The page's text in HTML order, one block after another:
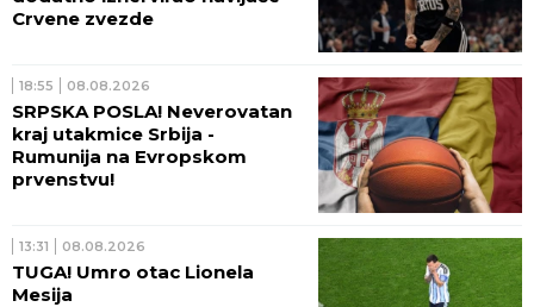
Crvene zvezde
18:55 08.08.2026
SRPSKA POSLA! Neverovatan
kraj utakmice Srbija -
Rumunija na Evropskom
prvenstvu!
13:31 08.08.2026
TUGA! Umro otac Lionela
Mesija